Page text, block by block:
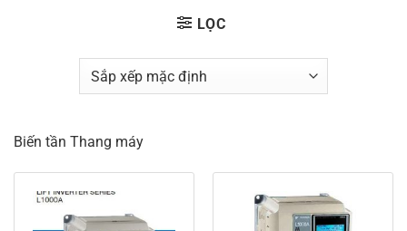
LỌC
Biến tần Thang máy